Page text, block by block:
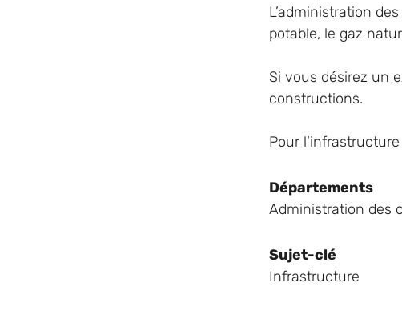
L’administration
potable, le gaz
Si vous désirez un
constructions.
Départements
Administration des
Sujet-clé
Infrastructure